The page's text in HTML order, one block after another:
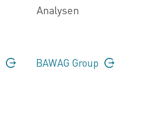
Analysen
BAWAG Group